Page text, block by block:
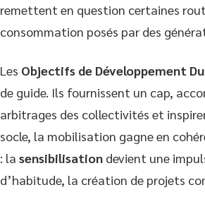
remettent en question certaines
consommation posés par des
Les Objectifs de Développement
de guide. Ils fournissent un cap,
arbitrages des collectivités et
socle, la mobilisation gagne en
: la sensibilisation devient une
d’habitude, la création de projets